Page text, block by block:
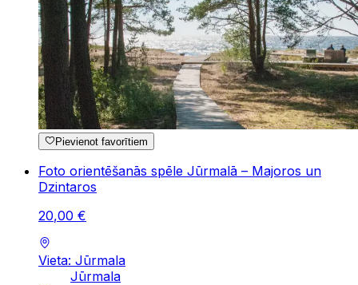
Pievienot favorītiem
Foto orientēšanās spēle Jūrmalā – Majoros un
Dzintaros
20,00 €
Vieta: Jūrmala
Jūrmala